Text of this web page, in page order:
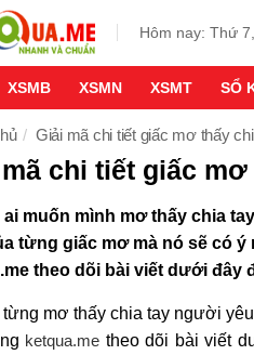
Hôm nay: Thứ
XSMB XSMN XSMT SỔ
Giải mã chi tiết giấc mơ thấy
chi tiết giấc
ai muốn mình mơ thấy chia
từng giấc mơ mà nó sẽ có
theo dõi bài viết dưới đây
từng mơ thấy chia tay người
ketqua.me theo dõi bài viết